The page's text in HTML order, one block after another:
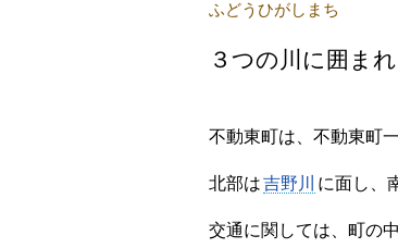
ふどうひがしまち
３つの川に囲ま
不動東町は、不動東町
北部は吉野川 に面し、
交通に関しては、町の